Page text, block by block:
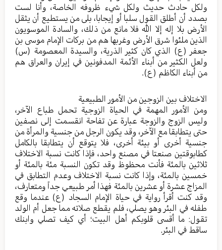
ولكل حادث حديث ولكل شيء ظروفه الخاصة، وأنا لست
بصدد أن أطلق القول سلبا أو إيجابا، بلى من يستطيع أن يثقل
الأرض بلا إله إلا الله فلا مانع من ذلك، والسادة الموسويون
الذين ملئوا شرق الأرض وغربها هم من بركات الإمام موسى بن
جعفر (ع) الذي كان كثير الذرية، والسيدة المعصومة (س)
ولعل الكثير من أبناء الأئمة المدفونين في إيران والعراق هم
من أبناء الكاظم (ع).
الاختلاف بين الزوجين من الأمور الطبيعية
ومن الأمور المهمة في الحياة الزوجية تحمل طباع الآخر،
وليس الزوج والزوجة عبارة عن تفاحة انقسمت إلى نصفين
حتى يتطابقا مع الآخر، وقد يكون الرجل من جنسية والمرأة من
جنسية أخرى أو بيئة أخرى، فلا يتوقع أن يتطابقا بالكامل
كطابوقتين صنعتا في مصنع واحد، فإذا كانت نسبة الاختلاف
ثلاثين بالمئة فأنت محظوظ وقد تكون النسبة مئة بالمئة أو
خمسين بالمئة، وإذا كانت نسبة الاختلاف وعدم التطابق في
المزاج عشرة أو عشرين بالمئة فهذا أمر طبيعي جداً ومتعارف،
وقد كنت أقرأ رواية في حياة الإمام السجاد (ع) عندما وقع
طفله في البئر وهو يصلي، فلم يقطع صلاته مما جعل أم الولد
تقول: ما أقسى قلوبكم أهل البيت؛ أي كيف تصلي وابنك
ساقط في البئر.